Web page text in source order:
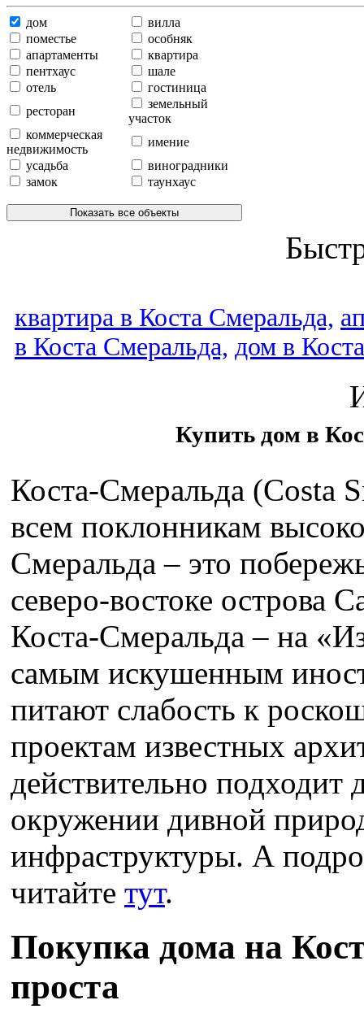
дом
вилла
поместье
особняк
апартаменты
квартира
пентхаус
шале
отель
гостиница
ресторан
земельный
участок
коммерческая
недвижимость
имение
усадьба
виноградники
замок
таунхаус
Показать все объекты
квартира в Коста Смеральда,
в Коста Смеральда, дом в
Купить дом в
Коста-Смеральда (Costa
всем поклонникам
Смеральда – это
северо-востоке острова
Коста-Смеральда – на
самым искушенным
питают слабость к
проектам известных
действительно подходит
окружении дивной
инфраструктуры. А
читайте тут.
Покупка дома на
проста